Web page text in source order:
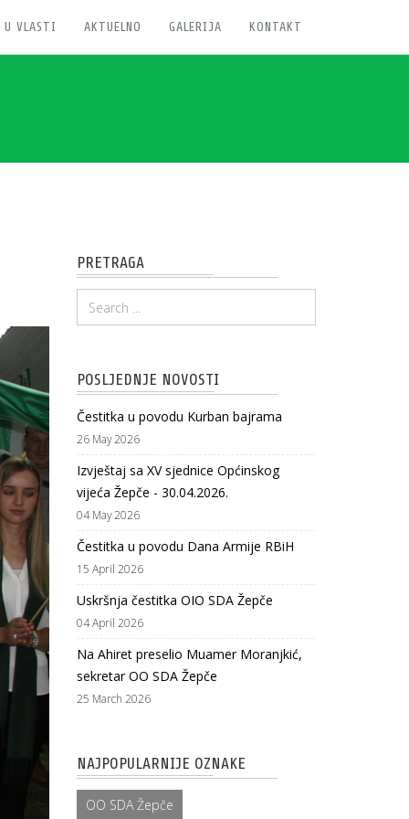
U VLASTI AKTUELNO GALERIJA KONTAKT
PRETRAGA
POSLJEDNJE NOVOSTI
Čestitka u povodu Kurban bajrama
26 May 2026
Izvještaj sa XV sjednice Općinskog
vijeća Žepče - 30.04.2026.
04 May 2026
Čestitka u povodu Dana Armije RBiH
15 April 2026
Uskršnja čestitka OIO SDA Žepče
04 April 2026
Na Ahiret preselio Muamer Moranjkić,
sekretar OO SDA Žepče
25 March 2026
NAJPOPULARNIJE OZNAKE
OO SDA Žepče